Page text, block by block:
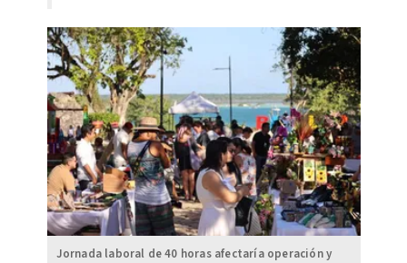
Jornada laboral de 40 horas afectaría operación y